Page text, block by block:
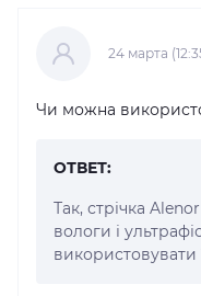
24 марта
Чи можна
ОТВЕТ:
Так, стрічка
вологи і
використовувати